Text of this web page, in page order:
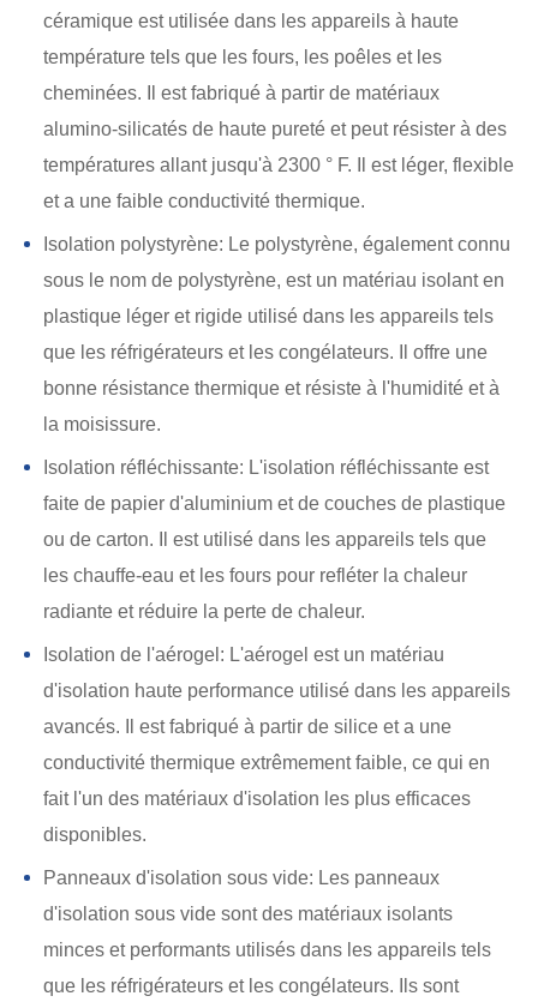
céramique est utilisée dans les appareils à haute
température tels que les fours, les poêles et les
cheminées. Il est fabriqué à partir de matériaux
alumino-silicatés de haute pureté et peut résister à des
températures allant jusqu'à 2300 ° F. Il est léger, flexible
et a une faible conductivité thermique.
Isolation polystyrène: Le polystyrène, également connu
sous le nom de polystyrène, est un matériau isolant en
plastique léger et rigide utilisé dans les appareils tels
que les réfrigérateurs et les congélateurs. Il offre une
bonne résistance thermique et résiste à l'humidité et à
la moisissure.
Isolation réfléchissante: L'isolation réfléchissante est
faite de papier d'aluminium et de couches de plastique
ou de carton. Il est utilisé dans les appareils tels que
les chauffe-eau et les fours pour refléter la chaleur
radiante et réduire la perte de chaleur.
Isolation de l'aérogel: L'aérogel est un matériau
d'isolation haute performance utilisé dans les appareils
avancés. Il est fabriqué à partir de silice et a une
conductivité thermique extrêmement faible, ce qui en
fait l'un des matériaux d'isolation les plus efficaces
disponibles.
Panneaux d'isolation sous vide: Les panneaux
d'isolation sous vide sont des matériaux isolants
minces et performants utilisés dans les appareils tels
que les réfrigérateurs et les congélateurs. Ils sont